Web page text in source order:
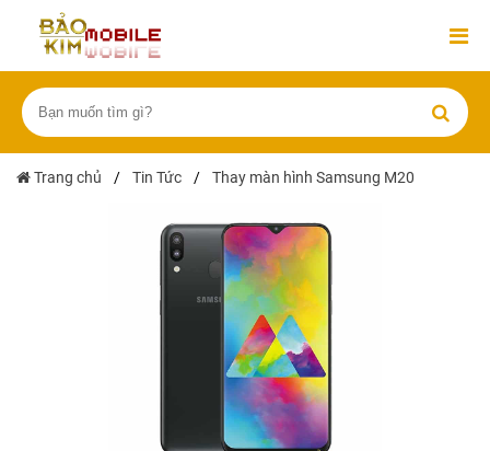
Trang chủ / Tin Tức / Thay màn hình Samsung M20